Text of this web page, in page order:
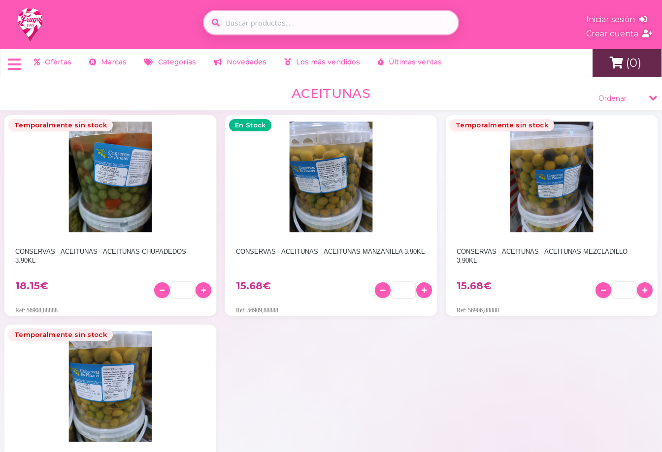
Iniciar sesión
Crear cuenta
Ofertas Marcas Categorías Novedades Los más vendidos Últimas ventas (0)
ACEITUNAS Ordenar
Temporalmente sin stock
CONSERVAS - ACEITUNAS - ACEITUNAS CHUPADEDOS
3.90KL
18.15€
Ref: 56908,88888
En Stock
CONSERVAS - ACEITUNAS - ACEITUNAS MANZANILLA 3.90KL
15.68€
Ref: 56909,88888
Temporalmente sin stock
CONSERVAS - ACEITUNAS - ACEITUNAS MEZCLADILLO
3.90KL
15.68€
Ref: 56906,88888
Temporalmente sin stock